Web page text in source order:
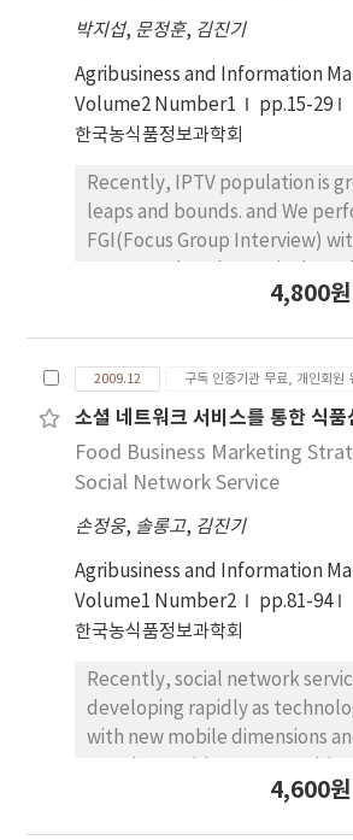
라이프 계통의 신품종으로서 국내외
가 높을 것으로 판단된다.
박지섭, 문정훈, 김진기
Agribusiness and Information
Volume2 Number1
pp.15-29
한국농식품정보과학회
Recently, IPTV population is
leaps and bounds. and We
FGI(Focus Group Interview)
establish Agriculture and
convergence of broadcasting,
Agriculture and Fisheries
using new media thanks to
Wellbeing, Green food. so we
Agriculture and Fisheries
its validity from all angles. that
having a heated discussion
and Fisheries marketing
fisher(Korean Cyber Farmer
broadcasting experts.
government budget is needed
Agriculture and Fisheries
we are just about to examine
find business model. to make
4,800원
2009.12 구독 인증기관 무료, 개인회원
소셜 네트워크 서비스를 통한 식
Food Business Marketing
Social Network Service
손정웅, 솔롱고, 김진기
Agribusiness and Information
Volume1 Number2
pp.81-94
한국농식품정보과학회
Recently, social network
developing rapidly as
with new mobile dimensions
to all users and companies.
4,600원